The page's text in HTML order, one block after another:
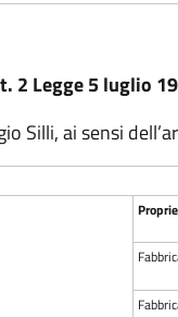
2 Legge 5 luglio
Silli, ai sensi